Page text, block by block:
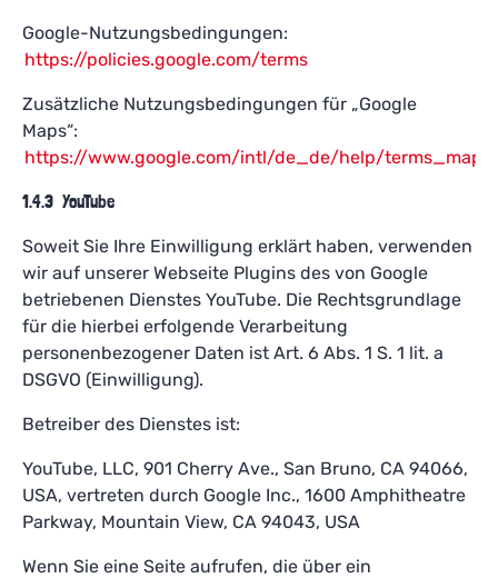
Google-Nutzungsbedingungen:
https://policies.google.com/terms
Zusätzliche Nutzungsbedingungen für „Google
Maps“:
https://www.google.com/intl/de_de/help/
1.4.3 YouTube
Soweit Sie Ihre Einwilligung erklärt haben, verwenden
wir auf unserer Webseite Plugins des von Google
betriebenen Dienstes YouTube. Die Rechtsgrundlage
für die hierbei erfolgende Verarbeitung
personenbezogener Daten ist Art. 6 Abs. 1 S. 1 lit. a
DSGVO (Einwilligung).
Betreiber des Dienstes ist:
YouTube, LLC, 901 Cherry Ave., San Bruno, CA 94066,
USA, vertreten durch Google Inc., 1600 Amphitheatre
Parkway, Mountain View, CA 94043, USA
Wenn Sie eine Seite aufrufen, die über ein